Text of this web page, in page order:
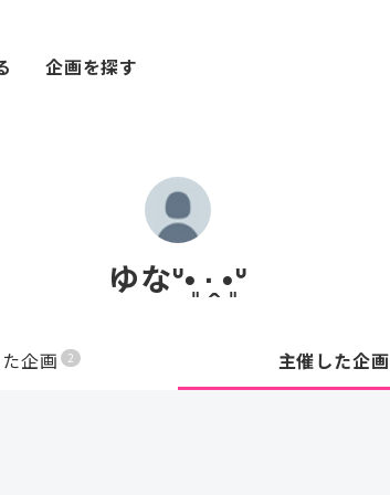
企画を探す
ゆなᐡ•͈ ·̭ •͈ᐡ
企画 2 主催した企画